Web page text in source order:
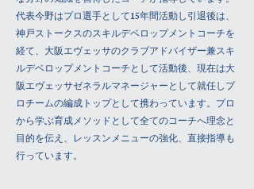
代表今野はプロ選手として15年間活動し引退後は、
神戸ストークスのスキルデベロップメントコーチを
経て、大阪エヴェッサのクラブアドバイザー兼スキ
ルデベロップメントコーチとして活動後、現在は大
阪エヴェッサゼネラルマネージャーとして就任しプ
ロチームの編成トップとして携わっています。プロ
から学ぶ育成メソッドとして全てのコーチへ理念と
目的を伝え、レッスンメニューの強化、直接指導も
行っています。